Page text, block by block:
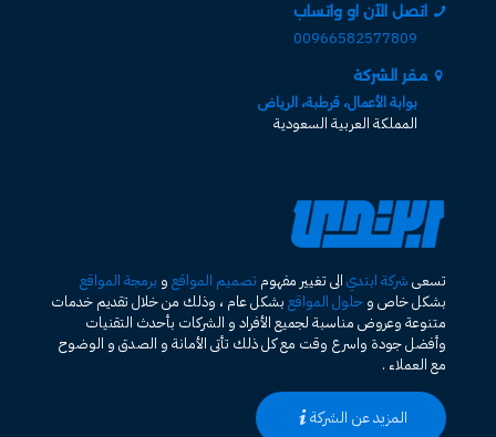
اتصل الآن او واتساب
00966582577809
مقر الشركة
بوابة الأعمال، قرطبة، الرياض
المملكة العربية السعودية
تسعى شركة ابتدي الى تغيير مفهوم تصميم المواقع و برمجة المواقع
بشكل خاص و حلول المواقع بشكل عام ، وذلك من خلال تقديم خدمات
متنوعة وعروض مناسبة لجميع الأفراد و الشركات بأحدث التقنيات
وأفضل جودة واسرع وقت مع كل ذلك تأتى الأمانة و الصدق و الوضوح
مع العملاء .
المزيد عن الشركة